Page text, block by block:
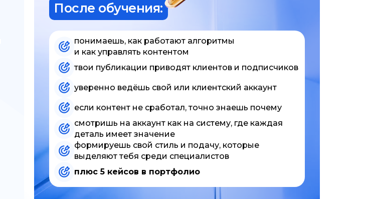
После обучения:
понимаешь, как работают алгоритмы
и как управлять контентом
твои публикации приводят клиентов и подписчиков
уверенно ведёшь свой или клиентский аккаунт
если контент не сработал, точно знаешь почему
смотришь на аккаунт как на систему, где каждая
деталь имеет значение
формируешь свой стиль и подачу, которые
выделяют тебя среди специалистов
плюс 5 кейсов в портфолио